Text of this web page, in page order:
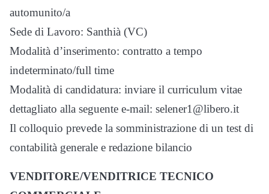
automunito/a
Sede di Lavoro: Santhià (VC)
Modalità d’inserimento: contratto a tempo
indeterminato/full time
Modalità di candidatura: inviare il curriculum vitae
dettagliato alla seguente e-mail: selener1@libero.it
Il colloquio prevede la somministrazione di un test di
contabilità generale e redazione bilancio
VENDITORE/VENDITRICE TECNICO